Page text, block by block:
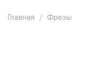
Главная Фрезы